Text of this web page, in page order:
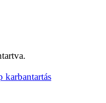
karbantartás